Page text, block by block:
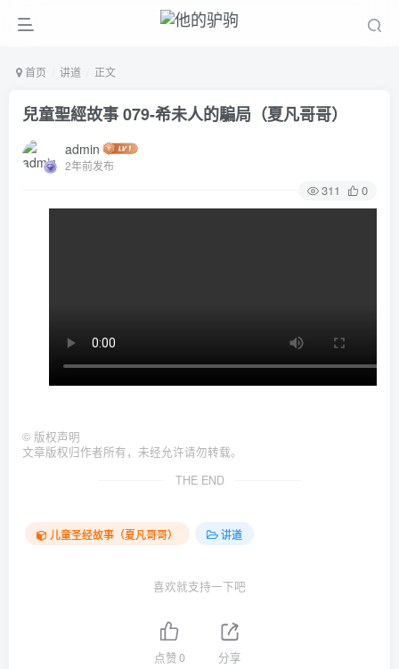
首页 讲道 正文
兒童聖經故事 079-希未人的騙局（夏凡哥哥）
admin
2年前发布
311 0
© 版权声明
文章版权归作者所有，未经允许请勿转载。
THE END
儿童圣经故事（夏凡哥哥） 讲道
喜欢就支持一下吧
点赞0 分享